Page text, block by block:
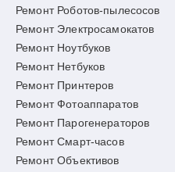
Ремонт Роботов-пылесосов
Ремонт Электросамокатов
Ремонт Ноутбуков
Ремонт Нетбуков
Ремонт Принтеров
Ремонт Фотоаппаратов
Ремонт Парогенераторов
Ремонт Смарт-часов
Ремонт Объективов